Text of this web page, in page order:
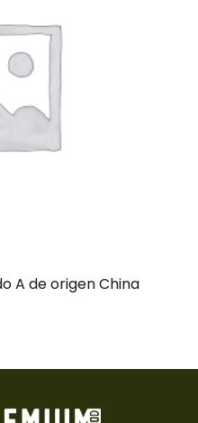
A de origen China